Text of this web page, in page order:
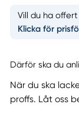
Vill du ha
Klicka för
Därför ska du
När du ska
proffs. Låt oss